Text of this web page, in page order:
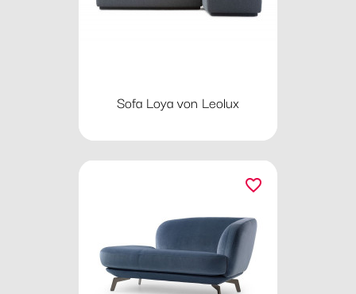
Sofa Loya von Leolux
favorite_border